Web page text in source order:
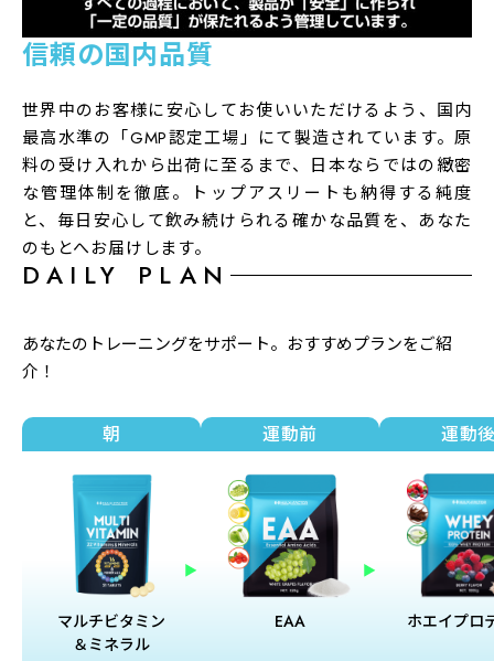
・乳幼児・小児は本品の摂取を避けてください。
・妊娠三か月以内又は妊娠を希望する女性は過剰摂取に
・葉酸は、胎児の正常な発育に寄与する栄養素ですが、
多量摂取により胎児の発育がよくなるものではありませ
ん。
・亜鉛の摂り過ぎは、銅の吸収を阻害するおそれがあり
ますので、過剰摂取にならないよう注意してください。
・多量に摂取すると軟便（下痢）になることがありま
・薬を服用中、通院中又は妊娠・授乳中の方は医師に相
談してください。
・体調に異変を感じた際は、速やかに摂取を中止し、医
師に相談してください。
・水分が付着するとコーティングが剥がれ、変色する場
合がございますのでご注意ください。
【栄養機能食品 （ビタミンE・ビタミンB1・ビタミン
B2・ビタミンB6・ビタミンB12・ビタミンC・ナイアシ
ン・パントテン酸・ビオチン・鉄・亜鉛・銅）】
・ビタミンB2、ナイアシン、パントテン酸、ビオチン及
信頼の国内品質
世界中のお客様に安心してお使いいただけるよう、国内
最高水準の「GMP認定工場」にて製造されています。原
料の受け入れから出荷に至るまで、日本ならではの緻密
な管理体制を徹底。トップアスリートも納得する純度
と、毎日安心して飲み続けられる確かな品質を、あなた
のもとへお届けします。
DAILY PLAN
あなたのトレーニングをサポート。おすすめプランをご紹
介！
朝
マルチビタミン
＆ミネラル
運動前
EAA
運動
ホエイプロ